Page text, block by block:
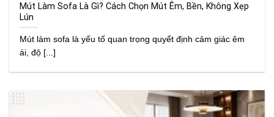
Mút Làm Sofa Là Gì? Cách Chọn Mút Êm, Bền, Không Xẹp
Lún
Mút làm sofa là yếu tố quan trọng quyết định cảm giác êm
ái, độ [...]